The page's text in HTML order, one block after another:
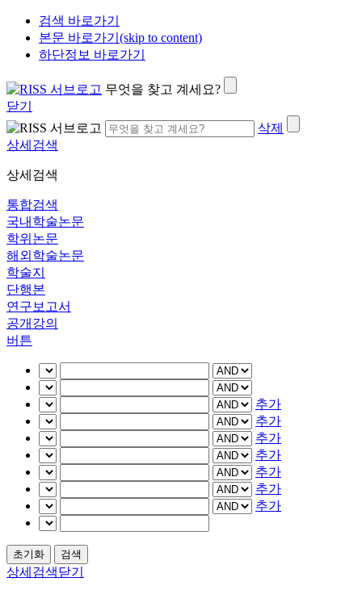
검색 바로가기
본문 바로가기(skip to content)
하단정보 바로가기
무엇을 찾고 계세요?
닫기
삭제
상세검색
상세검색
통합검색
국내학술논문
학위논문
해외학술논문
학술지
단행본
연구보고서
공개강의
버튼
추가
추가
추가
추가
추가
추가
추가
상세검색닫기